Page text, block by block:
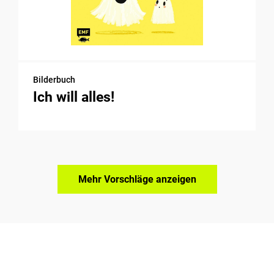
Bilderbuch
Ich will alles!
Mehr Vorschläge anzeigen